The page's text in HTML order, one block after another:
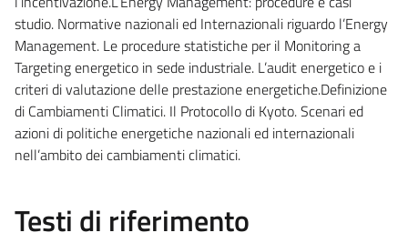
studio. Normative nazionali ed Internazionali riguardo l’Energy
Management. Le procedure statistiche per il Monitoring a
Targeting energetico in sede industriale. L’audit energetico e i
criteri di valutazione delle prestazione energetiche.Definizione
di Cambiamenti Climatici. Il Protocollo di Kyoto. Scenari ed
azioni di politiche energetiche nazionali ed internazionali
nell’ambito dei cambiamenti climatici.
Testi di riferimento